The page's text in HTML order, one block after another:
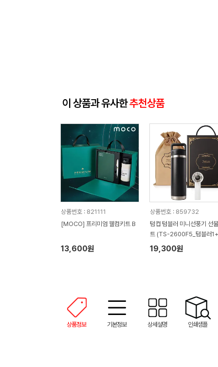
이 상품과 유사한추천상품
상품번호 : 821111
[MOCO] 프리미엄 웰컴키트 B
13,600원
상품번호 : 859732
텀컵 텀블러 미니선풍기 선
트 (TS-2600F5_텀블러
니선풍기1)
19,300원
상품정보 기본정보 상세설명 인쇄샘플